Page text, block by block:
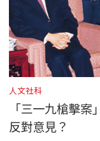
人文社科
「三一九槍擊
反對意見？